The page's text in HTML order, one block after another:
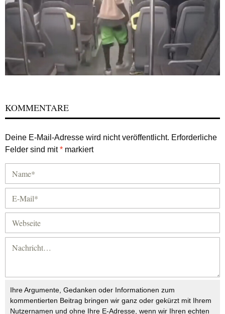
KOMMENTARE
Deine E-Mail-Adresse wird nicht veröffentlicht. Erforderliche
Felder sind mit* markiert
Ihre Argumente, Gedanken oder Informationen zum
kommentierten Beitrag bringen wir ganz oder gekürzt mit Ihrem
Nutzernamen und ohne Ihre E-Adresse, wenn wir Ihren echten